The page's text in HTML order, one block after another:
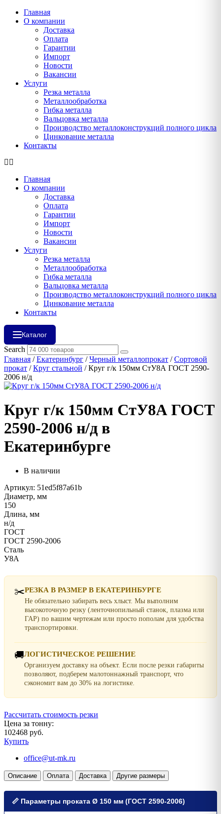
Главная
О компании
Доставка
Оплата
Гарантии
Импорт
Новости
Вакансии
Услуги
Резка металла
Металлообработка
Гибка металла
Вальцовка металла
Производство металлоконструкций полного цикла
Цинкование металла
Контакты
Главная
О компании
Доставка
Оплата
Гарантии
Импорт
Новости
Вакансии
Услуги
Резка металла
Металлообработка
Гибка металла
Вальцовка металла
Производство металлоконструкций полного цикла
Цинкование металла
Контакты
Каталог
Search
Главная /Екатеринбург /Черный металлопрокат /Сортовой
прокат /Круг стальной / Круг г/к 150мм СтУ8А ГОСТ 2590-
2006 н/д
Круг г/к 150мм СтУ8А ГОСТ
2590-2006 н/д в
Екатеринбурге
В наличии
Артикул: 51ed5f87a61b
Диаметр, мм
150
Длина, мм
н/д
ГОСТ
ГОСТ 2590-2006
Сталь
У8А
✂️РЕЗКА В РАЗМЕР В ЕКАТЕРИНБУРГЕ
Не обязательно забирать весь хлыст. Мы выполним
высокоточную резку (ленточнопильный станок, плазма или
ГАР) по вашим чертежам или просто пополам для удобства
транспортировки.
🚚ЛОГИСТИЧЕСКОЕ РЕШЕНИЕ
Организуем доставку на объект. Если после резки габариты
позволяют, подберем малотоннажный транспорт, что
сэкономит вам до 30% на логистике.
Рассчитать стоимость резки
Цена за тонну:
102468 руб.
Купить
office@ut-mk.ru
Описание Оплата Доставка Другие размеры
📏 Параметры проката Ø 150 мм (ГОСТ 2590-2006)